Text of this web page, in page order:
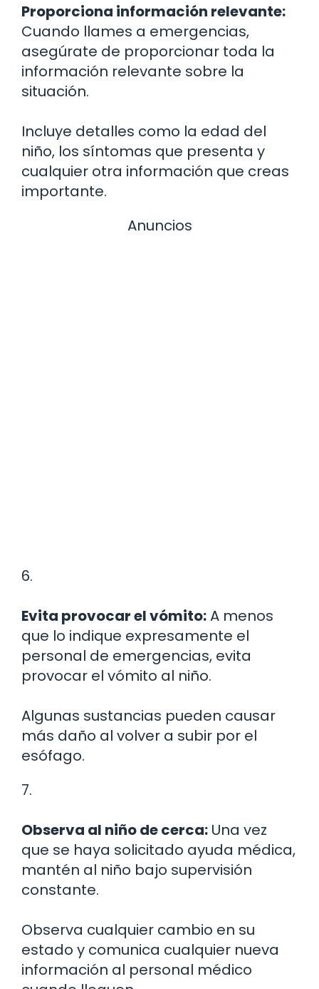
Proporciona información relevante:
Cuando llames a emergencias,
asegúrate de proporcionar toda la
información relevante sobre la
situación.
Incluye detalles como la edad del
niño, los síntomas que presenta y
cualquier otra información que creas
importante.
Anuncios
6.
Evita provocar el vómito:A menos
que lo indique expresamente el
personal de emergencias, evita
provocar el vómito al niño.
Algunas sustancias pueden causar
más daño al volver a subir por el
esófago.
7.
Observa al niño de cerca: Una vez
que se haya solicitado ayuda médica,
mantén al niño bajo supervisión
constante.
Observa cualquier cambio en su
estado y comunica cualquier nueva
información al personal médico